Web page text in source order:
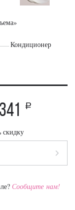
Кондиционер
a
скидку
Сообщите нам!